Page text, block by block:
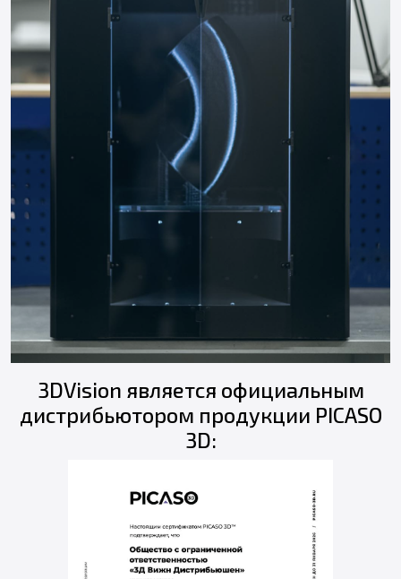
3DVision является официальным
дистрибьютором продукции PICASO
3D: